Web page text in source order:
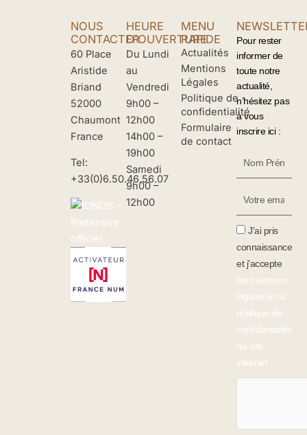
NOUS
CONTACTER
60 Place
Aristide
Briand
52000
Chaumont
France
Tel:
+33(0)6.50.46.56.07
HEURE
D'OUVERTURE
Du Lundi
au
Vendredi
9h00 –
12h00
14h00 –
19h00
Samedi
9h00 –
12h00
MENU
RAPIDE
Actualités
Mentions
Légales
Politique de
confidentialité
Formulaire
de contact
Pour rester
informer de
toute notre
actualité,
n’hésitez pas
à vous
inscrire ici :
J'ai pris
connaissance
et j'accepte
les mentions
légales et la
politique de
confidentialité
du site
internet